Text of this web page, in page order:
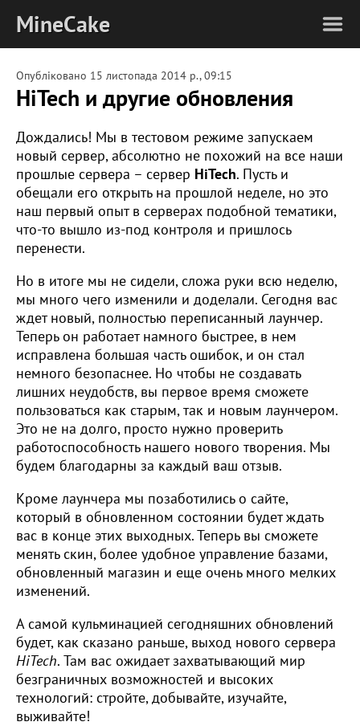
MineCake
Опубліковано 15 листопада 2014 р., 09:15
HiTech и другие обновления
Дождались! Мы в тестовом режиме запускаем
новый сервер, абсолютно не похожий на все наши
прошлые сервера – сервер HiTech. Пусть и
обещали его открыть на прошлой неделе, но это
наш первый опыт в серверах подобной тематики,
что-то вышло из-под контроля и пришлось
перенести.
Но в итоге мы не сидели, сложа руки всю неделю,
мы много чего изменили и доделали. Сегодня вас
ждет новый, полностью переписанный лаунчер.
Теперь он работает намного быстрее, в нем
исправлена большая часть ошибок, и он стал
немного безопаснее. Но чтобы не создавать
лишних неудобств, вы первое время сможете
пользоваться как старым, так и новым лаунчером.
Это не на долго, просто нужно проверить
работоспособность нашего нового творения. Мы
будем благодарны за каждый ваш отзыв.
Кроме лаунчера мы позаботились о сайте,
который в обновленном состоянии будет ждать
вас в конце этих выходных. Теперь вы сможете
менять скин, более удобное управление базами,
обновленный магазин и еще очень много мелких
изменений.
А самой кульминацией сегодняшних обновлений
будет, как сказано раньше, выход нового сервера
HiTech. Там вас ожидает захватывающий мир
безграничных возможностей и высоких
технологий: стройте, добывайте, изучайте,
выживайте!